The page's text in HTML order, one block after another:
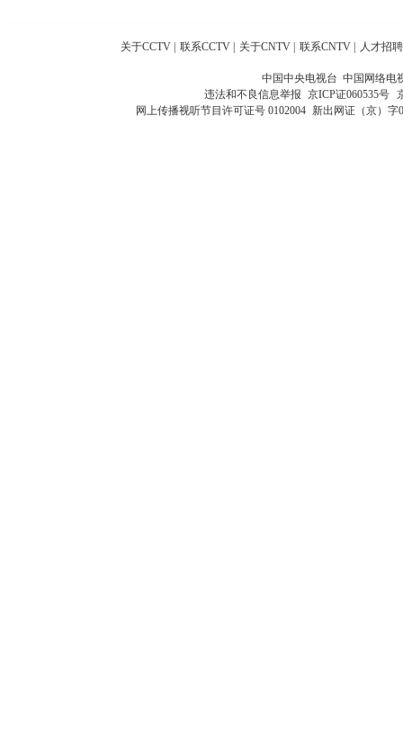
关于CCTV 联系CCTV 关于CNTV 联系CNTV 人才招聘
中国中央电视台 中国网络电
违法和不良信息举报 京ICP证060535号
网上传播视听节目许可证号 0102004 新出网证（京）